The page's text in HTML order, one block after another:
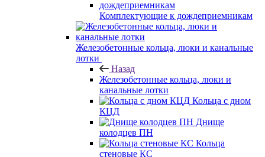
Комплектующие к дождеприемникам
Железобетонные кольца, люки и канальные
лотки
Назад
Железобетонные кольца, люки и
канальные лотки
Кольца с дном
КЦД
Днище
колодцев ПН
Кольца
стеновые КС